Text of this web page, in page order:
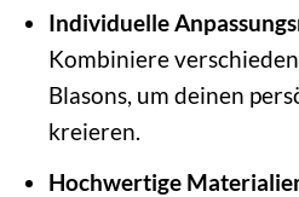
Individuelle
Kombiniere
Blasons, um deinen
kreieren.
Hochwertige